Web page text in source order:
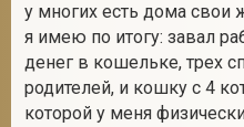
у многих есть дома свои
я имею по итогу: завал
денег в кошельке, трех
родителей, и кошку с 4
которой у меня